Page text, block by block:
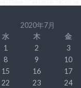
2020年7月
水 木 金
1
2 3
8 9 10
15 16 17
22 23 24